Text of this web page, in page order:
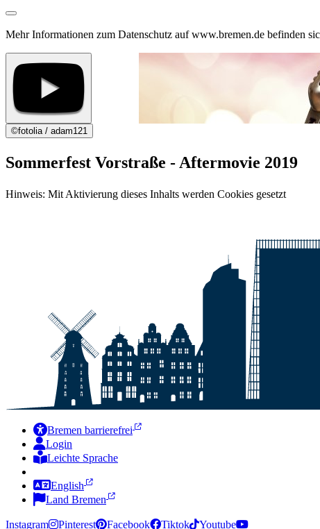
Mehr Informationen zum Datenschutz auf www.bremen.de befinden
©fotolia / adam121
Sommerfest Vorstraße - Aftermovie 2019
Hinweis: Mit Aktivierung dieses Inhalts werden Cookies gesetzt
Bremen barrierefrei
Login
Leichte Sprache
English
Land Bremen
Instagram Pinterest Facebook Tiktok Youtube